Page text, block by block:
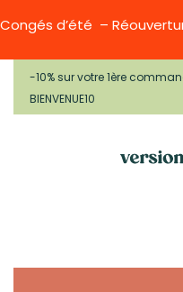
Congés d’été –
-10% sur votre 1ère
BIENVENUE10